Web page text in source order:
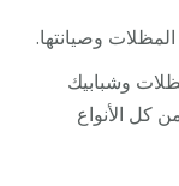
وصيانتها.
وشبابيك
كل الأنواع